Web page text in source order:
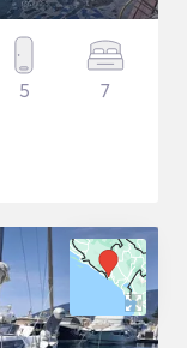
5 7